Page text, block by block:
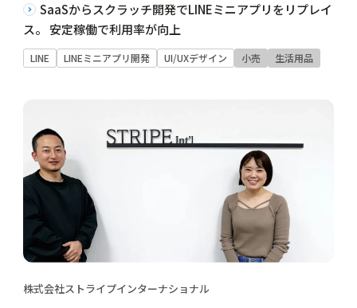
SaaSからスクラッチ開発でLINEミニアプリをリプレイ
ス。 安定稼働で利用率が向上
LINE LINEミニアプリ開発 UI/UXデザイン 小売 生活用品
株式会社ストライプインターナショナル